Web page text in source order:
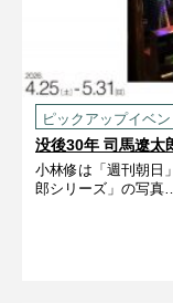
ピックアップイベン
没後30年 司馬遼󠄁
展
小林修は「週刊朝日
郎シリーズ」の写真…